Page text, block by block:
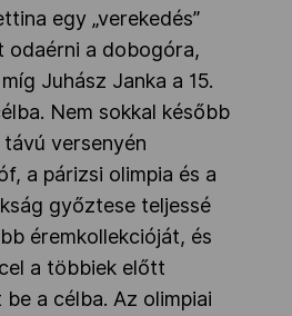
egy „verekedés”
odaérni a dobogóra,
Juhász Janka a 15.
Nem sokkal később
versenyén
a párizsi olimpia és a
győztese teljessé
éremkollekcióját, és
a többiek előtt
a célba. Az olimpiai